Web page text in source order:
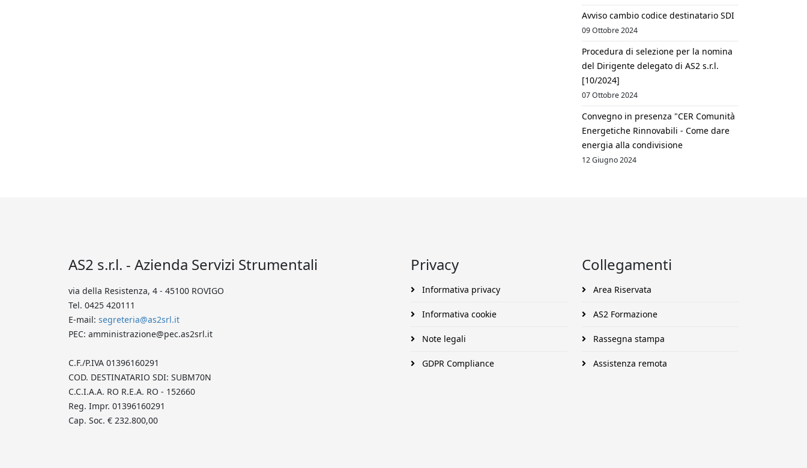
Avviso cambio codice destinatario SDI
09 Ottobre 2024
Procedura di selezione per la nomina
del Dirigente delegato di AS2 s.r.l.
[10/2024]
07 Ottobre 2024
Convegno in presenza "CER Comunità
Energetiche Rinnovabili - Come dare
energia alla condivisione
12 Giugno 2024
AS2 s.r.l. - Azienda Servizi Strumentali
via della Resistenza, 4 - 45100 ROVIGO
Tel. 0425 420111
E-mail: segreteria@as2srl.it
PEC: amministrazione@pec.as2srl.it
C.F./P.IVA 01396160291
COD. DESTINATARIO SDI: SUBM70N
C.C.I.A.A. RO R.E.A. RO - 152660
Reg. Impr. 01396160291
Cap. Soc. € 232.800,00
Privacy
Informativa privacy
Informativa cookie
Note legali
GDPR Compliance
Collegamenti
Area Riservata
AS2 Formazione
Rassegna stampa
Assistenza remota